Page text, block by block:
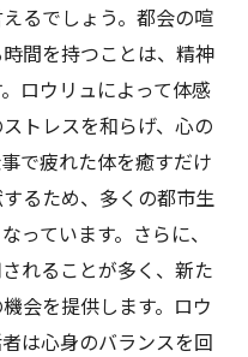
るでしょう。都会の喧
間を持つことは、精神
ロウリュによって体感
トレスを和らげ、心の
で疲れた体を癒すだけ
るため、多くの都市生
っています。さらに、
れることが多く、新た
会を提供します。ロウ
は心身のバランスを回